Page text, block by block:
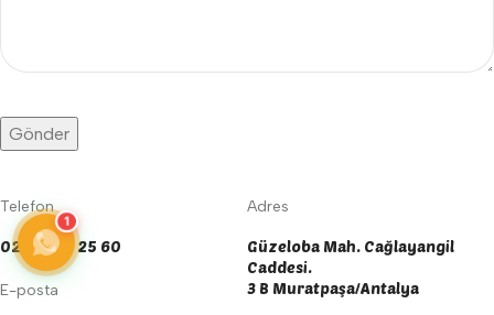
Telefon
0242 606 25 60
E-posta
Adres
Güzeloba Mah. Cağlayangil
Caddesi.
3 B Muratpaşa/Antalya
1